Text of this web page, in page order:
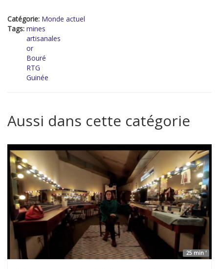
Catégorie: Monde actuel
Tags: mines
artisanales
or
Bouré
RTG
Guinée
Aussi dans cette catégorie
25 min '